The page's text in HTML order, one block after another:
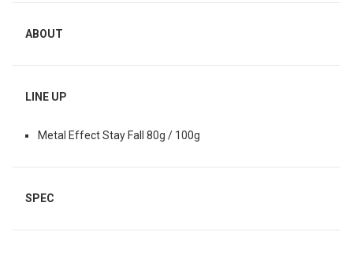
ABOUT
LINE UP
Metal Effect Stay Fall 80g / 100g
SPEC